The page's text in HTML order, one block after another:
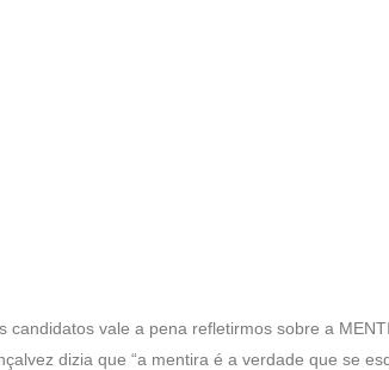
vale a pena refletirmos sobre a
dizia que “a mentira é a verdade que se